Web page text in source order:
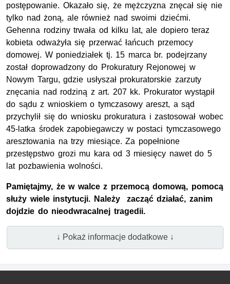
postępowanie. Okazało się, że mężczyzna znęcał się nie
tylko nad żoną, ale również nad swoimi dziećmi.
Gehenna rodziny trwała od kilku lat, ale dopiero teraz
kobieta odważyła się przerwać łańcuch przemocy
domowej. W poniedziałek tj. 15 marca br. podejrzany
został doprowadzony do Prokuratury Rejonowej w
Nowym Targu, gdzie usłyszał prokuratorskie zarzuty
znęcania nad rodziną z art. 207 kk. Prokurator wystąpił
do sądu z wnioskiem o tymczasowy areszt, a sąd
przychylił się do wniosku prokuratura i zastosował wobec
45-latka środek zapobiegawczy w postaci tymczasowego
aresztowania na trzy miesiące. Za popełnione
przestępstwo grozi mu kara od 3 miesięcy nawet do 5
lat pozbawienia wolności.
Pamiętajmy, że w walce z przemocą domową, pomocą
służy wiele instytucji. Należy zacząć działać, zanim
dojdzie do nieodwracalnej tragedii.
↓ Pokaż informacje dodatkowe ↓